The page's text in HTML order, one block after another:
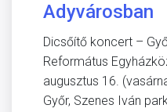
Adyvárosban
Dicsőítő koncert –
Református
augusztus 16.
Győr, Szenes Iván